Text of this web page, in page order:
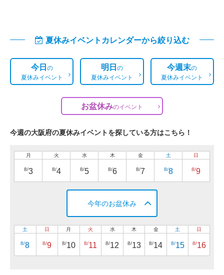
夏休みイベントカレンダーから絞り込む
今日の
夏休みイベント
明日の
夏休みイベント
今週末の
夏休みイベント
お盆休みのイベント
今週の大阪府の夏休みイベントを探している方はこちら！
月
8/3
火
8/4
水
8/5
木
8/6
金
8/7
土
8/8
日
8/9
今年のお盆休み
土
8/8
日
8/9
月
8/10
火
8/11
水
8/12
木
8/13
金
8/14
土
8/15
日
8/16